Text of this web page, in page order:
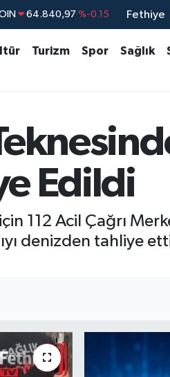
64.840,97 %-0.15
BİST100 13.779 %-14
Fethiye
Turizm Spor Sağlık
Edildi
112 Acil Çağrı
denizden tahliye